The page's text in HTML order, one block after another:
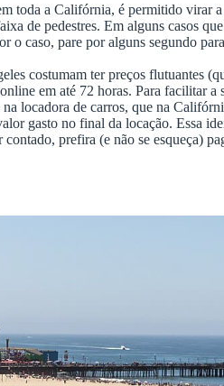
toda a Califórnia, é permitido virar
de pedestres. Em alguns casos
o caso, pare por alguns segundo
costumam ter preços flutuantes
em até 72 horas. Para facilitar a
locadora de carros, que na
gasto no final da locação. Essa
prefira (e não se esqueça)